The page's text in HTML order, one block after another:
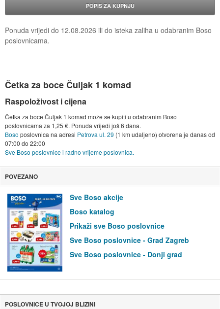
POPIS ZA KUPNJU
Ponuda vrijedi do 12.08.2026 ili do isteka zaliha u odabranim Boso
poslovnicama.
Četka za boce Čuljak 1 komad
Raspoloživost i cijena
Četka za boce Čuljak 1 komad može se kupiti u odabranim Boso
poslovnicama za 1,25 €. Ponuda vrijedi još 6 dana.
Boso poslovnica na adresi Petrova ul. 29 (1 km udaljeno) otvorena je danas od
07:00 do 22:00
Sve Boso poslovnice i radno vrijeme poslovnica.
POVEZANO
Sve Boso akcije
Boso katalog
Prikaži sve Boso poslovnice
Sve Boso poslovnice - Grad Zagreb
Sve Boso poslovnice - Donji grad
POSLOVNICE U TVOJOJ BLIZINI